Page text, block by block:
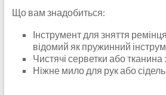
Що вам знадобиться:
Інструмент для зняття
відомий як пружинний
Чистячі серветки або тканина
Ніжне мило для рук або